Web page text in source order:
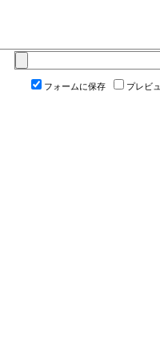
フォームに保存 プレビ